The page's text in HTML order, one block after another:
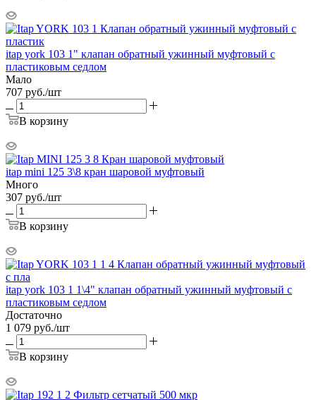
itap york 103 1" клапан обратный ужинный муфтовый с
пластиковым седлом
Мало
707 руб./шт
В корзину
itap mini 125 3\8 кран шаровой муфтовый
Много
307 руб./шт
В корзину
itap york 103 1 1\4" клапан обратный ужинный муфтовый с
пластиковым седлом
Достаточно
1 079 руб./шт
В корзину